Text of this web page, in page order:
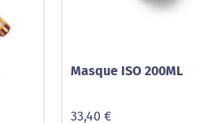
Masque ISO 200ML
33,40 €